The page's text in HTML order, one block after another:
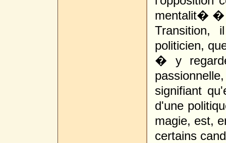
mentalit� �
Transition,
politicien,
� y
signifiant
d'une
magie, est,
certains